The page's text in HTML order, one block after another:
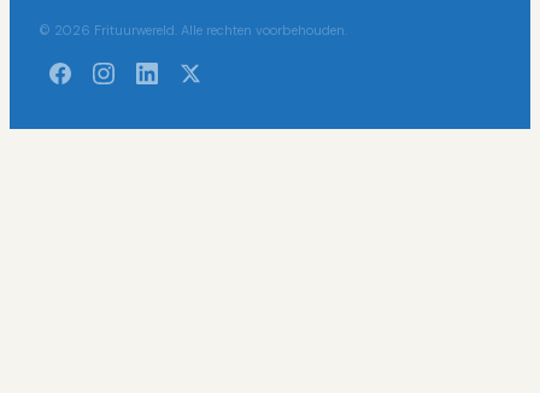
© 2026 Frituurwereld. Alle rechten voorbehouden.